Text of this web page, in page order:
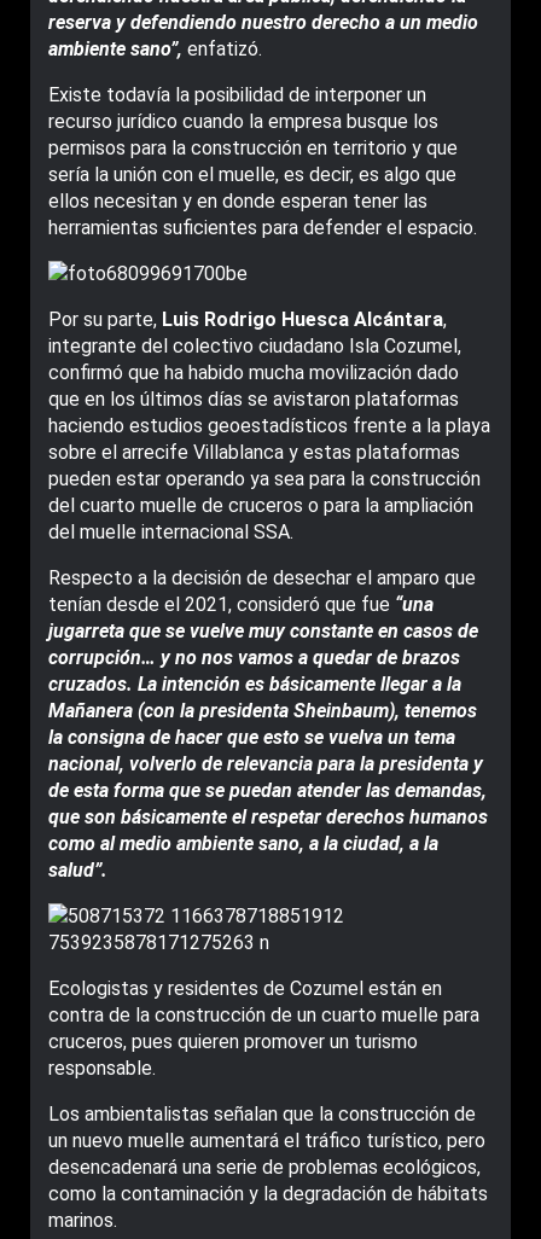
reserva y defendiendo nuestro derecho a un medio
ambiente sano”, enfatizó.
Existe todavía la posibilidad de interponer un
recurso jurídico cuando la empresa busque los
permisos para la construcción en territorio y que
sería la unión con el muelle, es decir, es algo que
ellos necesitan y en donde esperan tener las
herramientas suficientes para defender el espacio.
Por su parte, Luis Rodrigo Huesca Alcántara,
integrante del colectivo ciudadano Isla Cozumel,
confirmó que ha habido mucha movilización dado
que en los últimos días se avistaron plataformas
haciendo estudios geoestadísticos frente a la playa
sobre el arrecife Villablanca y estas plataformas
pueden estar operando ya sea para la construcción
del cuarto muelle de cruceros o para la ampliación
del muelle internacional SSA.
Respecto a la decisión de desechar el amparo que
tenían desde el 2021, consideró que fue “una
jugarreta que se vuelve muy constante en casos de
corrupción… y no nos vamos a quedar de brazos
cruzados. La intención es básicamente llegar a la
Mañanera (con la presidenta Sheinbaum), tenemos
la consigna de hacer que esto se vuelva un tema
nacional, volverlo de relevancia para la presidenta y
de esta forma que se puedan atender las demandas,
que son básicamente el respetar derechos humanos
como al medio ambiente sano, a la ciudad, a la
salud”.
Ecologistas y residentes de Cozumel están en
contra de la construcción de un cuarto muelle para
cruceros, pues quieren promover un turismo
responsable.
Los ambientalistas señalan que la construcción de
un nuevo muelle aumentará el tráfico turístico, pero
desencadenará una serie de problemas ecológicos,
como la contaminación y la degradación de hábitats
marinos.